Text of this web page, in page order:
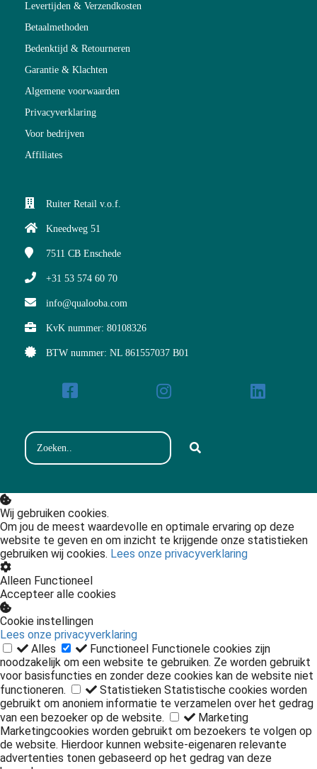
Levertijden & Verzendkosten
Betaalmethoden
Bedenktijd & Retourneren
Garantie & Klachten
Algemene voorwaarden
Privacyverklaring
Voor bedrijven
Affiliates
Ruiter Retail v.o.f.
Kneedweg 51
7511 CB Enschede
+31 53 574 60 70
info@qualooba.com
KvK nummer: 80108326
BTW nummer: NL 861557037 B01
Wij gebruiken cookies.
Om jou de meest waardevolle en optimale ervaring op deze
website te geven en om inzicht te krijgende onze statistieken
gebruiken wij cookies. Lees onze privacyverklaring
Alleen Functioneel
Accepteer alle cookies
Cookie instellingen
Lees onze privacyverklaring
Alles
Functioneel Functionele cookies zijn
noodzakelijk om een website te gebruiken. Ze worden gebruikt
voor basisfuncties en zonder deze cookies kan de website niet
functioneren.
Statistieken Statistische cookies worden
gebruikt om anoniem informatie te verzamelen over het gedrag
van een bezoeker op de website.
Marketing
Marketingcookies worden gebruikt om bezoekers te volgen op
de website. Hierdoor kunnen website-eigenaren relevante
advertenties tonen gebaseerd op het gedrag van deze